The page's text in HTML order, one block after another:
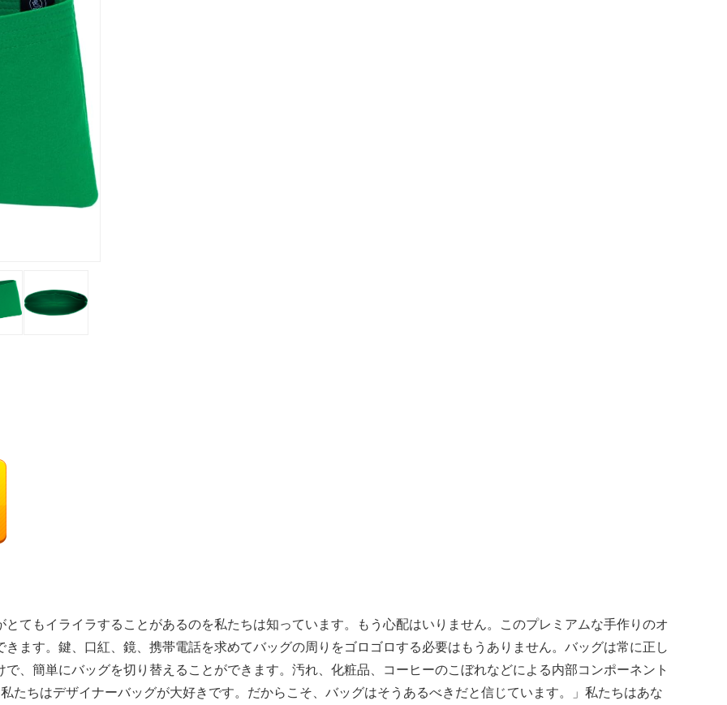
てもイライラすることがあるのを私たちは知っています。もう心配はいりません。このプレミアムな手作りのオ
ます。鍵、口紅、鏡、携帯電話を求めてバッグの周りをゴロゴロする必要はもうありません。バッグは常に正し
、簡単にバッグを切り替えることができます。汚れ、化粧品、コーヒーのこぼれなどによる内部コンポーネント
たちはデザイナーバッグが大好きです。だからこそ、バッグはそうあるべきだと信じています。」私たちはあな